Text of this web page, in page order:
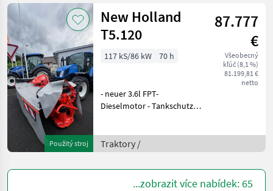
Použitý stroj
New Holland
T5.120
87.777
€
Všeobecný
kľúč (8,1 %)
81.199,81 €
netto
117 kS/86 kW 70 h
- neuer 3.6l FPT-
Dieselmotor - Tankschutz -
Frontzapfwelle EFH, in
Kombination mit einer
hydraulischen
Traktory /
...zobrazit více nabídek: 65